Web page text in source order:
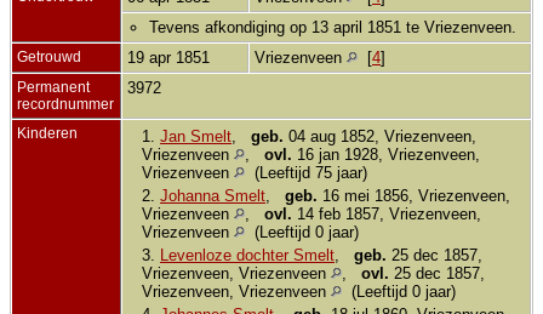
Tevens afkondiging op 13 april 1851 te Vriezenveen.
Getrouwd 19 apr 1851 Vriezenveen [4]
Permanent
recordnummer
3972
Kinderen 1. Jan Smelt geb. 04 aug 1852, Vriezenveen,
Vriezenveen
ovl. 16 jan 1928, Vriezenveen,
Vriezenveen
(Leeftijd 75 jaar)
2. Johanna Smelt geb. 16 mei 1856, Vriezenveen,
Vriezenveen
ovl. 14 feb 1857, Vriezenveen,
Vriezenveen
(Leeftijd 0 jaar)
3.
Levenloze dochter Smelt geb. 25 dec 1857,
Vriezenveen, Vriezenveen
ovl. 25 dec 1857,
Vriezenveen, Vriezenveen
(Leeftijd 0 jaar)